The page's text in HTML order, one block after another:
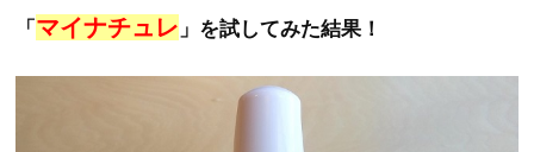
「 マイナチュレ 」を試してみた結果！